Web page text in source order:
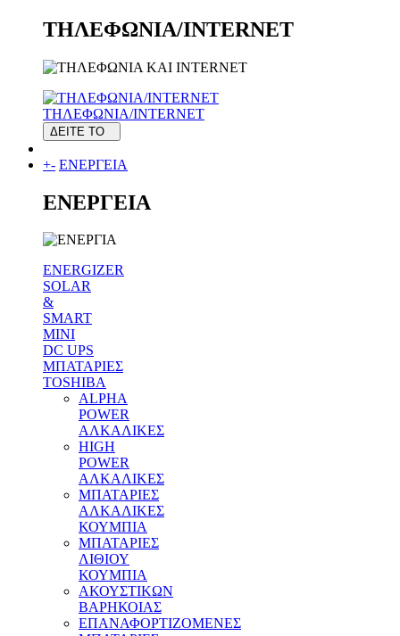
ΤΗΛΕΦΩΝΙΑ/INTERNET
ΤΗΛΕΦΩΝΙΑ/INTERNET
ΔΕΙΤΕ ΤΟ
+- ΕΝΕΡΓΕΙΑ
ΕΝΕΡΓΕΙΑ
ENERGIZER
SOLAR
&
SMART
MINI
DC UPS
MΠΑΤΑΡΙΕΣ
TOSHIBA
ALPHA
POWER
ΑΛΚΑΛΙΚΕΣ
HIGH
POWER
ΑΛΚΑΛΙΚΕΣ
MΠΑΤΑΡΙΕΣ
ΑΛΚΑΛΙΚΕΣ
ΚΟΥΜΠΙΑ
MΠΑΤΑΡΙΕΣ
ΛΙΘΙΟΥ
ΚΟΥΜΠΙΑ
ΑΚΟΥΣΤΙΚΩΝ
ΒΑΡΗΚΟΙΑΣ
ΕΠΑΝΑΦΟΡΤΙΖΟΜΕΝΕΣ